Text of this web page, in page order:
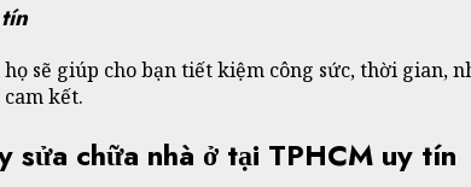
sẽ giúp cho bạn tiết kiệm công sức, thời
kết.
chữa nhà ở tại TPHCM uy tín